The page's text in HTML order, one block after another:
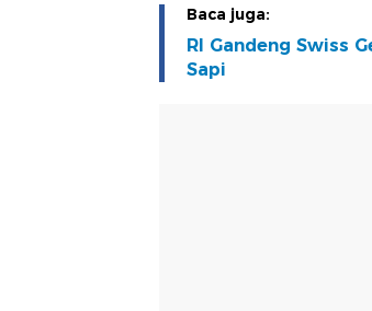
Baca juga:
RI Gandeng Swiss
Sapi